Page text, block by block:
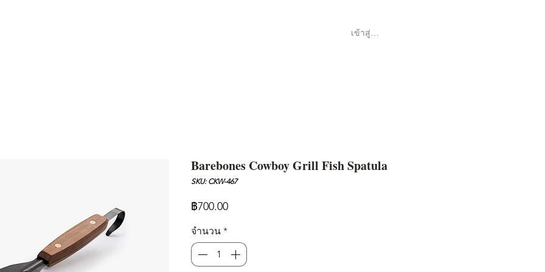
เข้าสู่ระบบ
Barebones Cowboy Grill Fish Spatula
SKU: CKW-467
฿700.00ราคา
จำนวน *